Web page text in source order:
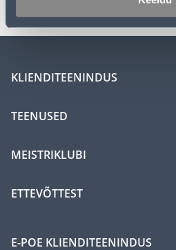
KLIENDITEENINDUS
TEENUSED
MEISTRIKLUBI
ETTEVÕTTEST
E-POE KLIENDITEENINDUS